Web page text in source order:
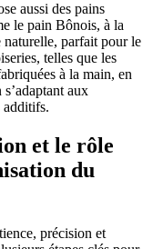
aussi des pains
le pain Bônois, à la
naturelle, parfait pour le
telles que les
à la main, en
aux
additifs.
et le rôle
du
précision et